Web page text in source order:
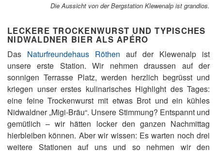
Die Aussicht von der Bergstation Klewenalp ist grandios.
LECKERE TROCKENWURST UND TYPISCHES
NIDWALDNER BIER ALS APÉRO
Das Naturfreundehaus Röthen auf der Klewenalp ist
unsere erste Station. Wir nehmen draussen auf der
sonnigen Terrasse Platz, werden herzlich begrüsst und
kriegen unser erstes kulinarisches Highlight des Tages:
eine feine Trockenwurst mit etwas Brot und ein kühles
Nidwaldner „Migi-Bräu“. Unsere Stimmung? Entspannt und
gemütlich – wir hätten locker den ganzen Nachmittag
hierbleiben können. Aber wir wissen: Es warten noch drei
weitere Stationen auf uns und so nehmen wir den